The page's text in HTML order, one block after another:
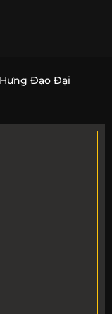
Đạo Đại